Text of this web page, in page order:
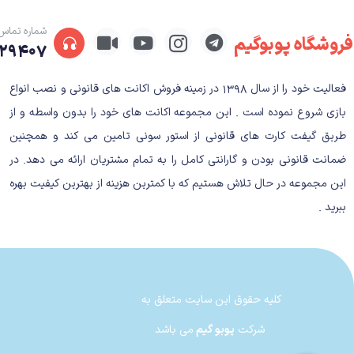
فروشگاه پوبوگیم
شماره
فعالیت خود را از سال ۱۳۹۸ در زمینه فروش اکانت های قانونی و نصب انواع
بازی شروع نموده است . این مجموعه اکانت های خود را بدون واسطه و از
طریق گیفت کارت های قانونی از استور سونی تامین می کند و همچنین
ضمانت قانونی بودن و گارانتی کامل را به تمام مشتریان ارائه می دهد. در
این مجموعه در حال تلاش هستیم که با کمترین هزینه از بهترین کیفیت بهره
ببرید .
کلیه حقوق این سایت متعلق به
شرکت پوبو گیممی باشد